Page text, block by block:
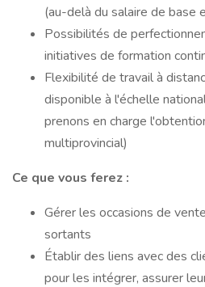
(au-delà du salaire de base
Possibilités de
initiatives de formation
Flexibilité de travail à
disponible à l'échelle
prenons en charge
multiprovincial)
Ce que vous ferez :
Gérer les occasions de
sortants
Établir des liens avec des
pour les intégrer, assurer